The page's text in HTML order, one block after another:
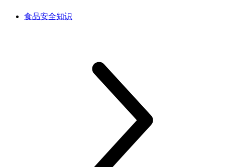
食品安全知识